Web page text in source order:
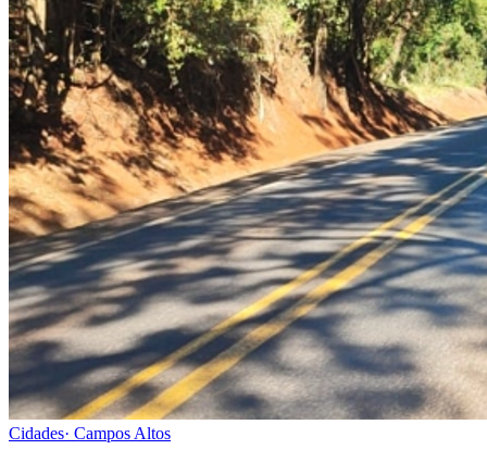
Cidades· Campos Altos